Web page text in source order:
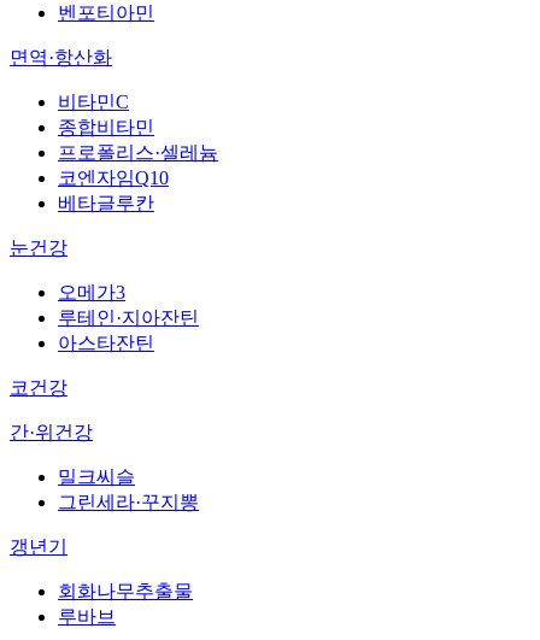
벤포티아민
면역·항산화
비타민C
종합비타민
프로폴리스·셀레늄
코엔자임Q10
베타글루칸
눈건강
오메가3
루테인·지아잔틴
아스타잔틴
코건강
간·위건강
밀크씨슬
그린세라·꾸지뽕
갱년기
회화나무추출물
루바브